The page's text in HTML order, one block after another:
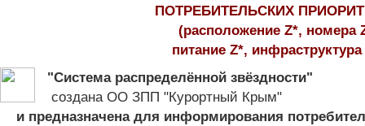
ПОТРЕБИТЕЛЬСКИХ
(расположение Z*, номера
питание Z*, инфраструктура
"Система распределённой звёздности"
создана ОО ЗПП "Курортный Крым"
и предназначена для информирования